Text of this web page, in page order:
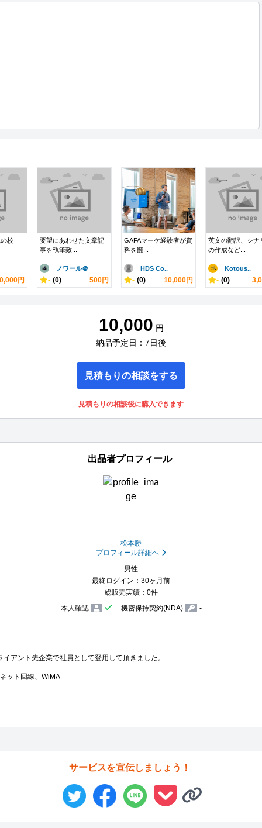
校
円
要望にあわせた文章記
事を執筆致...
ノワール＠
- (0) 500円
GAFAマーケ経験者が資
料を翻...
HDS Co..
- (0) 10,000円
英文の翻訳、シナ
の作成など...
Kotous..
- (0)
10,000 円
納品予定日：7日後
見積もりの相談をする
見積もりの相談後に購入できます
出品者プロフィール
松本勝
プロフィール詳細へ
男性
最終ログイン：30ヶ月前
総販売実績：0件
本人確認
機密保持契約(NDA) -
アント先企業で社員として登用して頂きました。
ット回線、WiMA
サービスを宣伝しましょう！